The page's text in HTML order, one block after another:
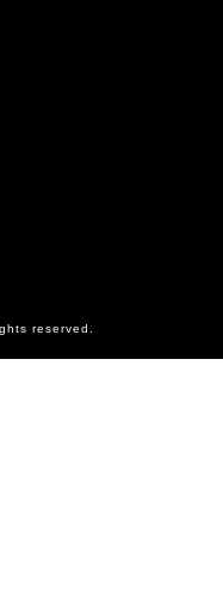
reserved.